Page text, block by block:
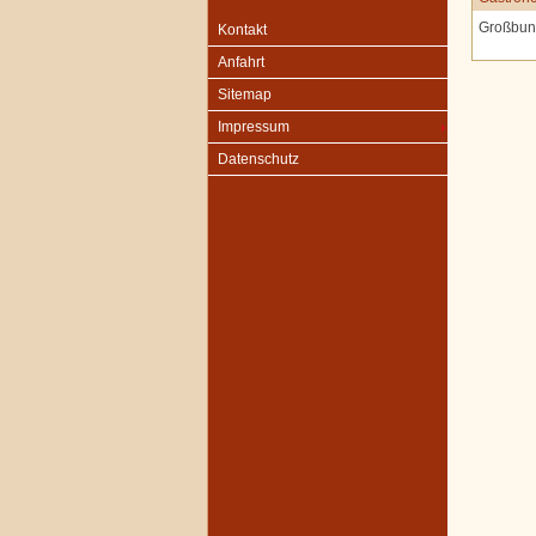
Kontakt
Anfahrt
Sitemap
Impressum
Datenschutz